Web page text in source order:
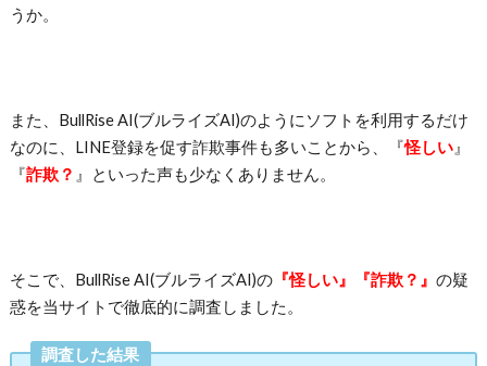
うか。
また、BullRise AI(ブルライズAI)のようにソフトを利用するだけ
なのに、LINE登録を促す詐欺事件も多いことから、『怪しい』
『詐欺？ 』といった声も少なくありません。
そこで、BullRise AI(ブルライズAI)の『怪しい』『詐欺？』 の疑
惑を当サイトで徹底的に調査しました。
調査した結果